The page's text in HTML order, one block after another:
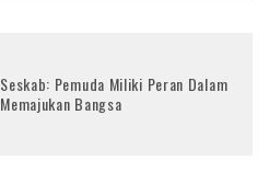
Seskab: Pemuda Miliki Peran Dalam
Memajukan Bangsa